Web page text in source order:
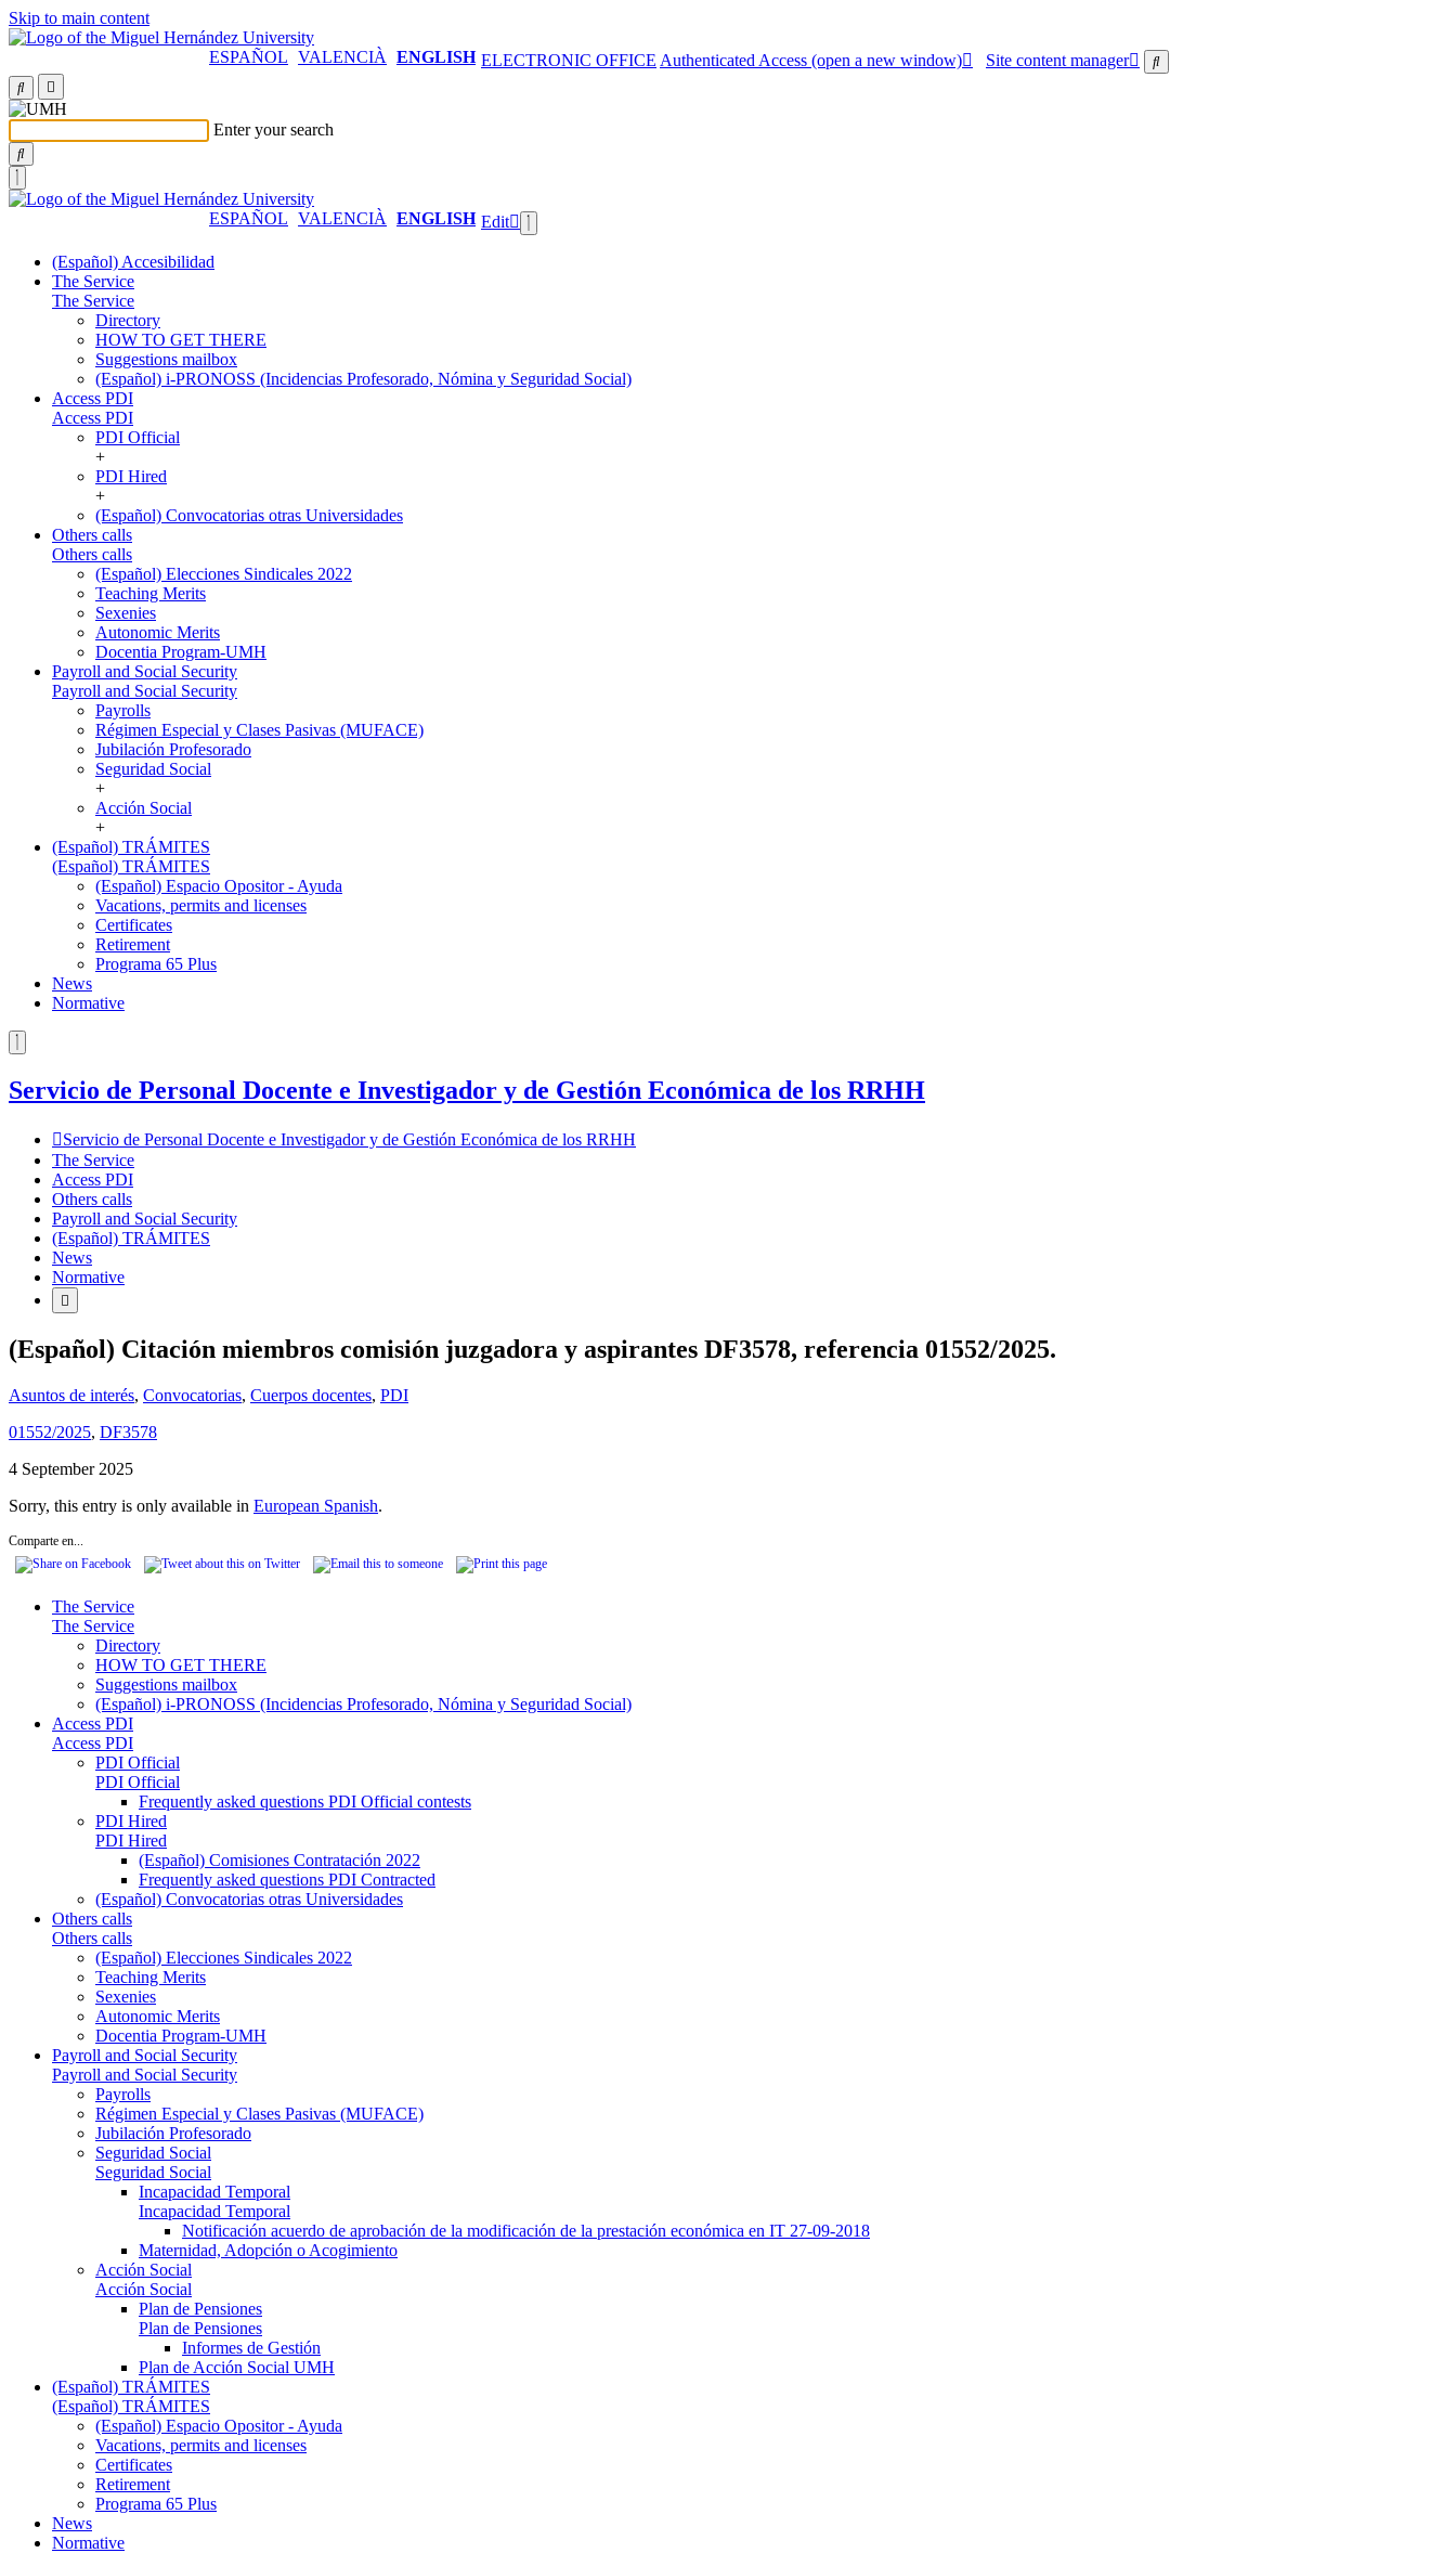
Skip to main content
ESPAÑOL VALENCIÀ ENGLISH ELECTRONIC OFFICE Authenticated Access (open a new window) Site content manager
Enter your search
ESPAÑOL VALENCIÀ ENGLISH Edit
(Español) Accesibilidad
The Service
The Service
Directory
HOW TO GET THERE
Suggestions mailbox
(Español) i-PRONOSS (Incidencias Profesorado, Nómina y Seguridad Social)
Access PDI
Access PDI
PDI Official
+
PDI Hired
+
(Español) Convocatorias otras Universidades
Others calls
Others calls
(Español) Elecciones Sindicales 2022
Teaching Merits
Sexenies
Autonomic Merits
Docentia Program-UMH
Payroll and Social Security
Payroll and Social Security
Payrolls
Régimen Especial y Clases Pasivas (MUFACE)
Jubilación Profesorado
Seguridad Social
+
Acción Social
+
(Español) TRÁMITES
(Español) TRÁMITES
(Español) Espacio Opositor - Ayuda
Vacations, permits and licenses
Certificates
Retirement
Programa 65 Plus
News
Normative
Servicio de Personal Docente e Investigador y de Gestión Económica de los RRHH
Servicio de Personal Docente e Investigador y de Gestión Económica de los RRHH
The Service
Access PDI
Others calls
Payroll and Social Security
(Español) TRÁMITES
News
Normative
(Español) Citación miembros comisión juzgadora y aspirantes DF3578, referencia 01552/2025.
Asuntos de interés, Convocatorias, Cuerpos docentes, PDI
01552/2025, DF3578
4 September 2025
Sorry, this entry is only available in European Spanish.
Comparte en...
The Service
The Service
Directory
HOW TO GET THERE
Suggestions mailbox
(Español) i-PRONOSS (Incidencias Profesorado, Nómina y Seguridad Social)
Access PDI
Access PDI
PDI Official
PDI Official
Frequently asked questions PDI Official contests
PDI Hired
PDI Hired
(Español) Comisiones Contratación 2022
Frequently asked questions PDI Contracted
(Español) Convocatorias otras Universidades
Others calls
Others calls
(Español) Elecciones Sindicales 2022
Teaching Merits
Sexenies
Autonomic Merits
Docentia Program-UMH
Payroll and Social Security
Payroll and Social Security
Payrolls
Régimen Especial y Clases Pasivas (MUFACE)
Jubilación Profesorado
Seguridad Social
Seguridad Social
Incapacidad Temporal
Incapacidad Temporal
Notificación acuerdo de aprobación de la modificación de la prestación económica en IT 27-09-2018
Maternidad, Adopción o Acogimiento
Acción Social
Acción Social
Plan de Pensiones
Plan de Pensiones
Informes de Gestión
Plan de Acción Social UMH
(Español) TRÁMITES
(Español) TRÁMITES
(Español) Espacio Opositor - Ayuda
Vacations, permits and licenses
Certificates
Retirement
Programa 65 Plus
News
Normative